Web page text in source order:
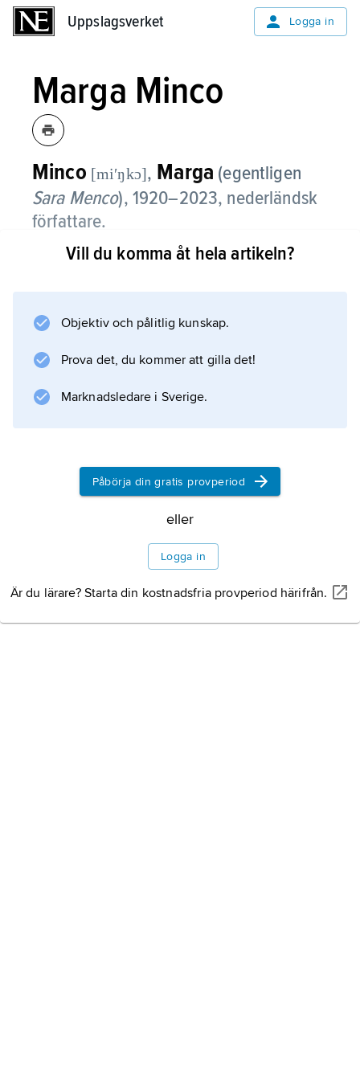
Uppslagsverket Logga in
Marga Minco
Minco [miʹŋkɔ], Marga (egentligen
Sara Menco), 1920–2023, nederländsk
författare.
återhållsam ton om hur hennes judiska familj
Een leeg huis
(1966; ”Ett tomt hus”) skildrade hon den svåra
återanpassningen efter kriget. Minco skrev
Information om artikeln
Vill du komma åt hela artikeln?
Objektiv och pålitlig kunskap.
Prova det, du kommer att gilla det!
Marknadsledare i Sverige.
Påbörja din gratis provperiod
eller
Logga in
Är du lärare? Starta din kostnadsfria provperiod härifrån.